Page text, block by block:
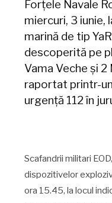
Forțele Navale
miercuri, 3 iunie,
marină de tip
descoperită pe
Vama Veche și
raportat printr-
urgență 112 în
Scafandrii militari
dispozitivelor
ora 15.45, la locul